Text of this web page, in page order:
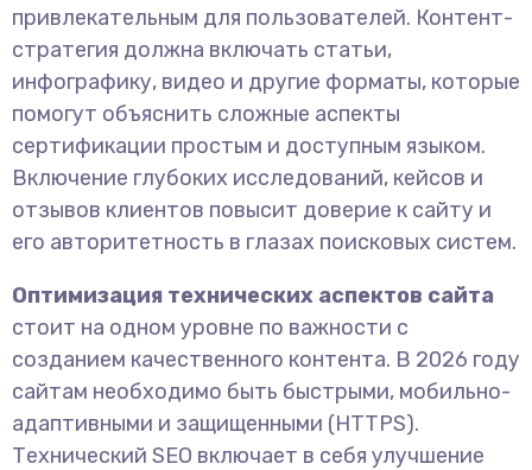
привлекательным для пользователей. Контент-
стратегия должна включать статьи,
инфографику, видео и другие форматы, которые
помогут объяснить сложные аспекты
сертификации простым и доступным языком.
Включение глубоких исследований, кейсов и
отзывов клиентов повысит доверие к сайту и
его авторитетность в глазах поисковых систем.
Оптимизация технических аспектов сайта
стоит на одном уровне по важности с
созданием качественного контента. В 2026 году
сайтам необходимо быть быстрыми, мобильно-
адаптивными и защищенными (HTTPS).
Технический SEO включает в себя улучшение